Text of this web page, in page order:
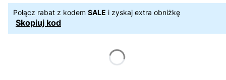
Połącz rabat z kodem SALE i zyskaj extra obniżkę
Skopiuj kod